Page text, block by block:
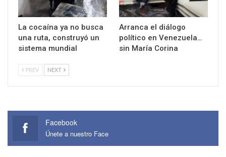
La cocaína ya no busca
una ruta, construyó un
sistema mundial
Arranca el diálogo
político en Venezuela…
sin María Corina
PREV NEXT
Facebook
Únete a nuestro Face